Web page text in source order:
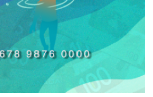
TWEET LINE EMAIL